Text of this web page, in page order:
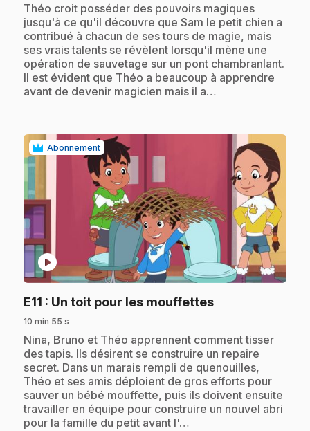
.Théo croit posséder des pouvoirs magiques
jusqu'à ce qu'il découvre que Sam le petit chien a
contribué à chacun de ses tours de magie, mais
ses vrais talents se révèlent lorsqu'il mène une
opération de sauvetage sur un pont chambranlant.
Il est évident que Théo a beaucoup à apprendre
avant de devenir magicien mais il a…
Abonnement
play_circle
E11 : Un toit pour les mouffettes.
10 min 55 s
.Nina, Bruno et Théo apprennent comment tisser
des tapis. Ils désirent se construire un repaire
secret. Dans un marais rempli de quenouilles,
Théo et ses amis déploient de gros efforts pour
sauver un bébé mouffette, puis ils doivent ensuite
travailler en équipe pour construire un nouvel abri
pour la famille du petit avant l'…